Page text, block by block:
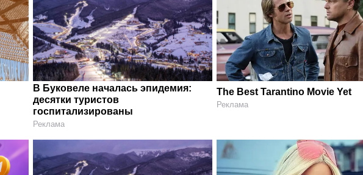
В Буковеле началась эпидемия:
десятки туристов
госпитализированы
Реклама
The Best Tarantino Movie Yet
Реклама